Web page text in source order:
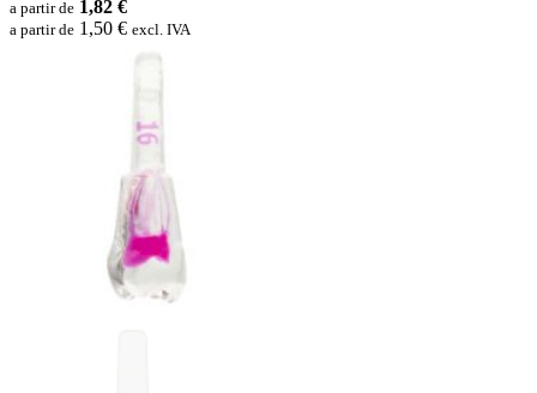
a partir de 1,82 €
a partir de 1,50 € excl. IVA